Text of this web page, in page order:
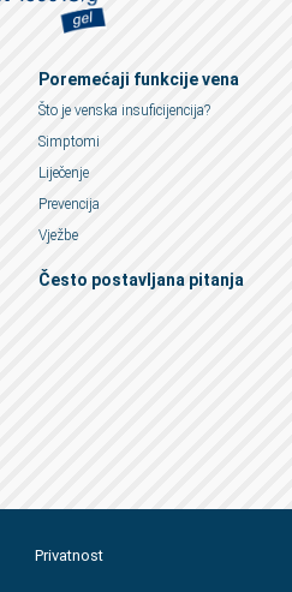
Poremećaji funkcije vena
Što je venska insuficijencija?
Simptomi
Liječenje
Prevencija
Vježbe
Često postavljana pitanja
Privatnost